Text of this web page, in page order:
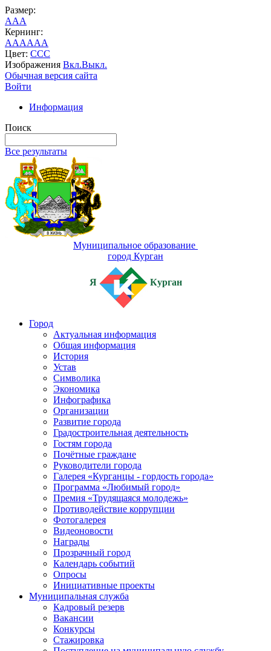
Размер:
AAA
Кернинг:
AAAAAA
Цвет: CCC
Изображения Вкл.Выкл.
Обычная версия сайта
Войти
Информация
Поиск
Все результаты
Муниципальное образование
город Курган
Я Курган
Город
Актуальная информация
Общая информация
История
Устав
Символика
Экономика
Инфографика
Организации
Развитие города
Градостроительная деятельность
Гостям города
Почётные граждане
Руководители города
Галерея «Курганцы - гордость города»
Программа «Любимый город»
Премия «Трудящаяся молодежь»
Противодействие коррупции
Фотогалерея
Видеоновости
Награды
Прозрачный город
Календарь событий
Опросы
Инициативные проекты
Муниципальная служба
Кадровый резерв
Вакансии
Конкурсы
Стажировка